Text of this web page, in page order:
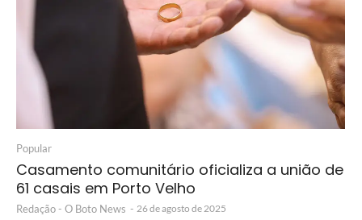
Popular
Casamento comunitário oficializa a união de
61 casais em Porto Velho
Redação - O Boto News - 26 de agosto de 2025